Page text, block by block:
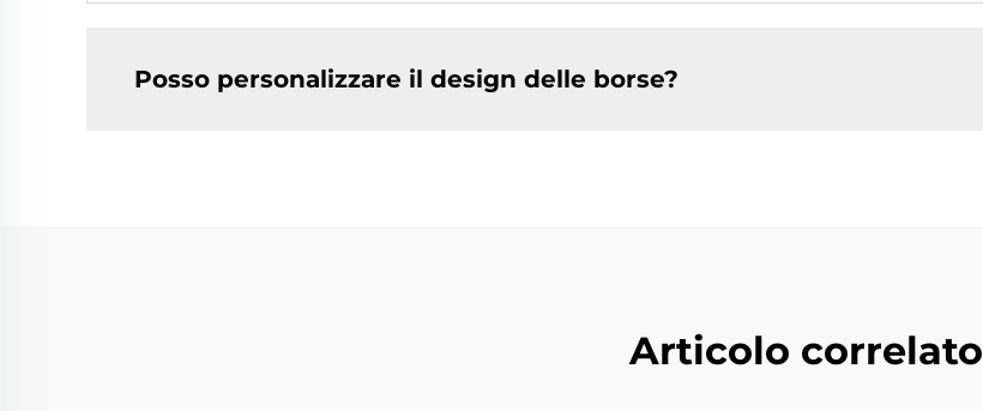
Posso personalizzare il design delle borse?
Articolo correlato